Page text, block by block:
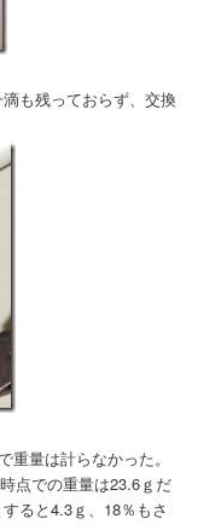
も残っておらず、交換
量は計らなかった。
点での重量は23.6ｇだ
ると4.3ｇ、18％もさ